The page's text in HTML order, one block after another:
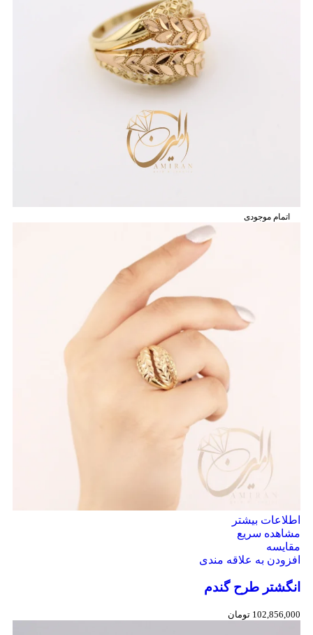
اتمام موجودی
اطلاعات بیشتر
مشاهده سریع
مقایسه
افزودن به علاقه مندی
انگشتر طرح گندم
102,856,000 تومان